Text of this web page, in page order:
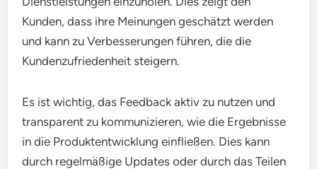
Kunden, dass ihre Meinungen geschätzt werden
und kann zu Verbesserungen führen, die die
Kundenzufriedenheit steigern.
Es ist wichtig, das Feedback aktiv zu nutzen und
transparent zu kommunizieren, wie die Ergebnisse
in die Produktentwicklung einfließen. Dies kann
durch regelmäßige Updates oder durch das Teilen